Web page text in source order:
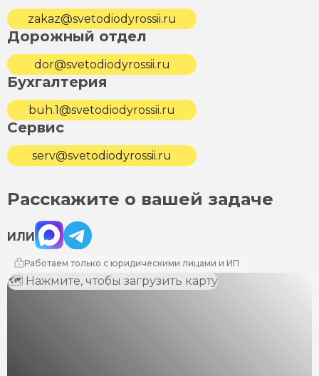
zakaz@svetodiodyrossii.ru
Дорожный отдел
dor@svetodiodyrossii.ru
Бухгалтерия
buh.1@svetodiodyrossii.ru
Сервис
serv@svetodiodyrossii.ru
Расскажите о вашей задаче
ИЛИ
Max Telegram
Работаем только с юридическими лицами и ИП
🗺 Нажмите, чтобы загрузить карту